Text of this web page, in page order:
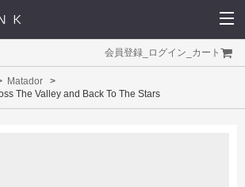
会員登録 ログイン カート
Matador
The Valley and Back To The Stars